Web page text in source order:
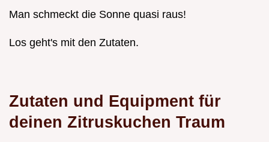
Man schmeckt die Sonne quasi raus!
Los geht's mit den Zutaten.
Zutaten und Equipment für
deinen Zitruskuchen Traum